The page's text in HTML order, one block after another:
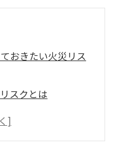
おきたい火災リス
スクとは
やすい火災の原因